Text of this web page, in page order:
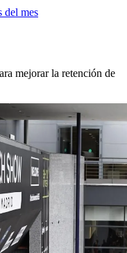
del mes
mejorar la retención de